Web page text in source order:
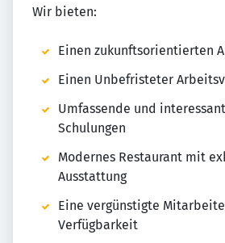
Wir bieten:
Einen zukunftsorientierten
Einen Unbefristeter
Umfassende und
Schulungen
Modernes Restaurant mit
Ausstattung
Eine vergünstigte
Verfügbarkeit